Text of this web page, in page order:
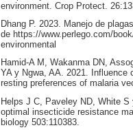
environment. Crop Protect.
Dhang P. 2023. Manejo de
de https://www.perlego.com/
environmental
Hamid-A M, Wakanma DN,
YA y Ngwa, AA. 2021.
resting preferences of malaria
Helps J C, Paveley ND, White
optimal insecticide resistance
biology 503:110383.